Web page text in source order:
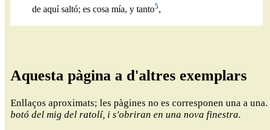
de aquí saltó; es cosa mía, y tanto5,
Aquesta pàgina a d'altres exemplars
Enllaços aproximats; les pàgines no es corresponen una a una.
botó del mig del ratolí, i s'obriran en una nova finestra.